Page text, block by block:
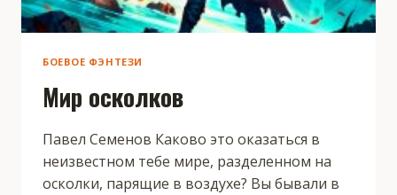
БОЕВОЕ ФЭНТЕЗИ
Мир осколков
Павел Семенов Каково это оказаться в
неизвестном тебе мире, разделенном на
осколки, парящие в воздухе? Вы бывали в